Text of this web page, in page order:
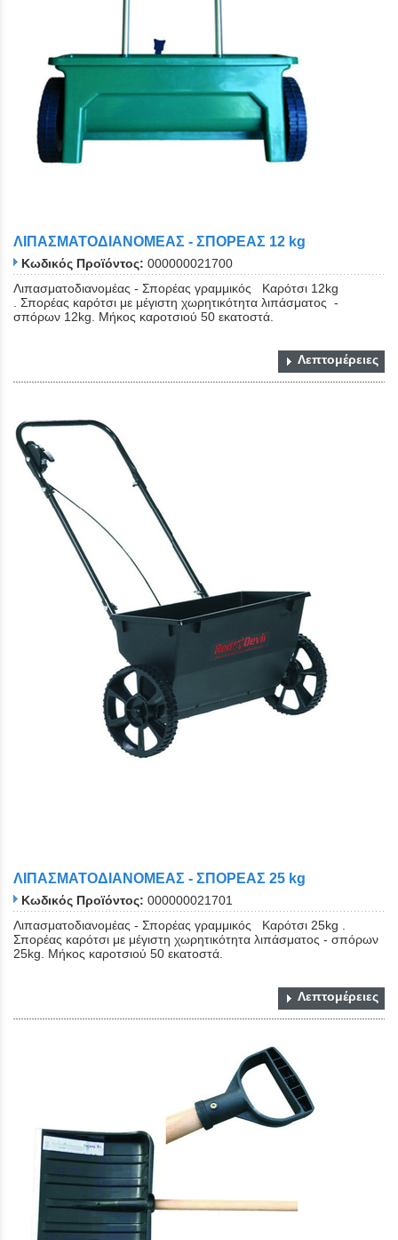
ΛΙΠΑΣΜΑΤΟΔΙΑΝΟΜΕΑΣ - ΣΠΟΡΕΑΣ 12 kg
Κωδικός Προϊόντος: 000000021700
Λιπασματοδιανομέας - Σπορέας γραμμικός Καρότσι 12kg
. Σπορέας καρότσι με μέγιστη χωρητικότητα λιπάσματος -
σπόρων 12kg. Μήκος καροτσιού 50 εκατοστά.
Λεπτομέρειες
ΛΙΠΑΣΜΑΤΟΔΙΑΝΟΜΕΑΣ - ΣΠΟΡΕΑΣ 25 kg
Κωδικός Προϊόντος: 000000021701
Λιπασματοδιανομέας - Σπορέας γραμμικός Καρότσι 25kg .
Σπορέας καρότσι με μέγιστη χωρητικότητα λιπάσματος - σπόρων
25kg. Μήκος καροτσιού 50 εκατοστά.
Λεπτομέρειες